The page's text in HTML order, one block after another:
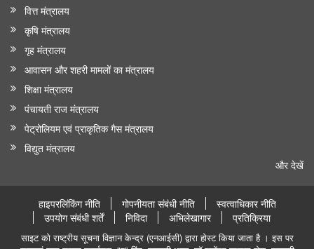
वित्त मंत्रालय
कृषि मंत्रालय
गृह मंत्रालय
आवासन और शहरी मामलों का मंत्रालय
शिक्षा मंत्रालय
पंचायती राज मंत्रालय
पेट्रोलियम एवं प्राकृतिक गैस मंत्रालय
विद्युत मंत्रालय
और देखें
हाइपरलिंकिंग नीति गोपनीयता संबंधी नीति
स्वत्वाधिकार नीति
उपयोग संबंधी शर्तें
निविदा अभिलेखागार प्रतिक्रिया
साइट को राष्ट्रीय सूचना विज्ञान केन्द्र (एनआईसी) द्वारा होस्ट किया जाता है । इस पर